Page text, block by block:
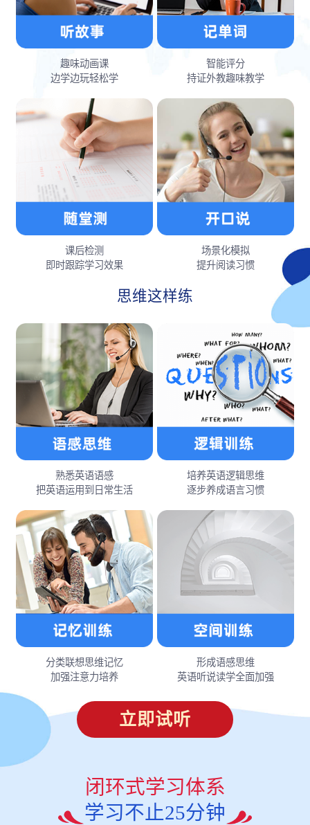
趣味动画课
边学边玩轻松学
智能评分
持证外教趣味教学
课后检测
即时跟踪学习效果
场景化模拟
提升阅读习惯
思维这样练
熟悉英语语感
把英语运用到日常生活
培养英语逻辑思维
逐步养成语言习惯
分类联想思维记忆
加强注意力培养
形成语感思维
英语听说读学全面加强
立即试听
闭环式学习体系
学习不止25分钟